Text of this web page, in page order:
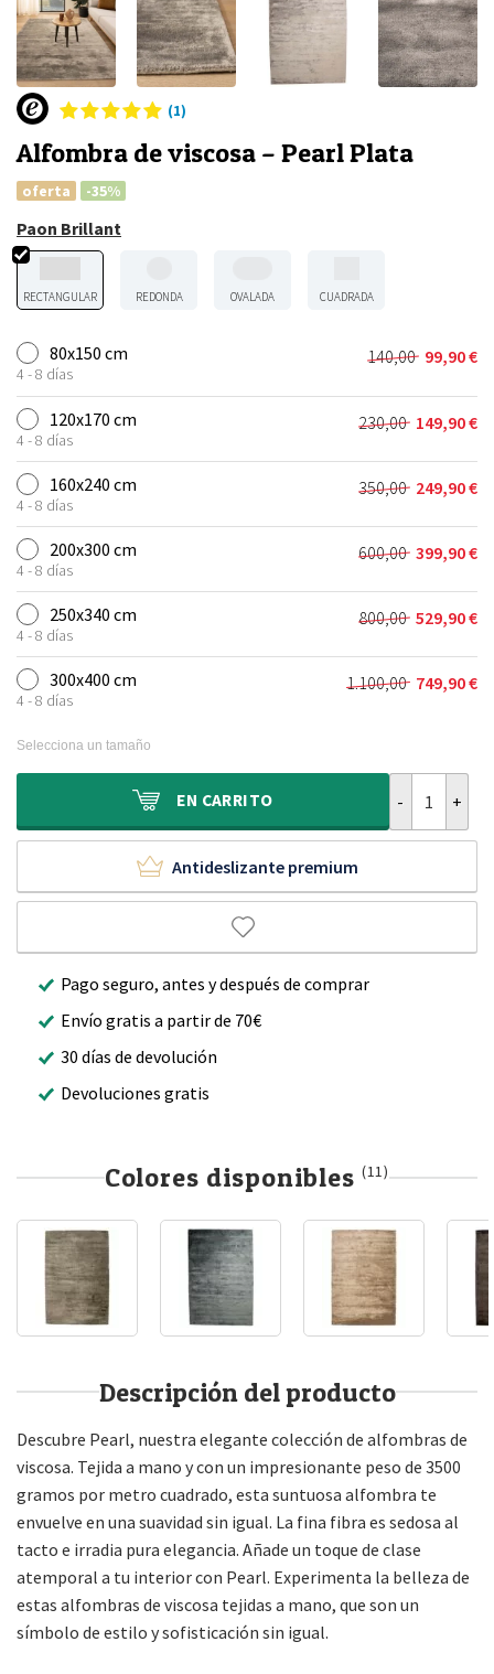
(1)
Alfombra de viscosa – Pearl Plata
oferta -35%
Paon Brillant
RECTANGULAR REDONDA OVALADA CUADRADA
80x150 cm
4 - 8 días
140,00
El
precio
original
era:
140,00 €.
99,90€
El
precio
actual
es:
99,90 €.
120x170 cm
4 - 8 días
230,00
El
precio
original
era:
230,00 €.
149,90€
El
precio
actual
es:
149,90 €.
160x240 cm
4 - 8 días
350,00
El
precio
original
era:
350,00 €.
249,90€
El
precio
actual
es:
249,90 €.
200x300 cm
4 - 8 días
600,00
El
precio
original
era:
600,00 €.
399,90€
El
precio
actual
es:
399,90 €.
250x340 cm
4 - 8 días
800,00
El
precio
original
era:
529,90€
El
precio
actual
es:
300x400 cm
4 - 8 días
1.100,00
El
1.100,00 €.
749,90€
El
749,90 €.
Selecciona un tamaño
EN CARRITO
Antideslizante premium
Pago seguro, antes y después de comprar
Envío gratis a partir de 70€
30 días de devolución
Devoluciones gratis
Colores disponibles (11)
Descripción del producto
Descubre Pearl, nuestra elegante colección de alfombras de
viscosa. Tejida a mano y con un impresionante peso de 3500
gramos por metro cuadrado, esta suntuosa alfombra te
envuelve en una suavidad sin igual. La fina fibra es sedosa al
tacto e irradia pura elegancia. Añade un toque de clase
atemporal a tu interior con Pearl. Experimenta la belleza de
estas alfombras de viscosa tejidas a mano, que son un
símbolo de estilo y sofisticación sin igual.